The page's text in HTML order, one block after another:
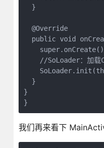
  }
  @Override
public void
//SoLoader：加载
  }
}
我们再来看下